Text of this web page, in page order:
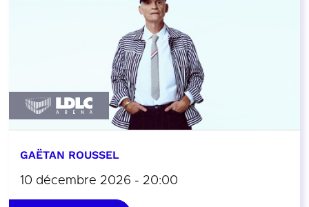
GAËTAN ROUSSEL
10 décembre 2026 - 20:00